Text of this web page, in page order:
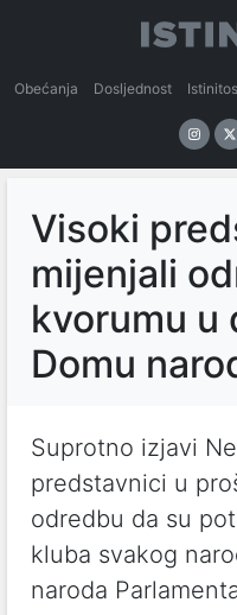
Obećanja Dosljednost
Visoki
mijenjali
kvorumu u
Domu
Suprotno izjavi
predstavnici u
odredbu da su
kluba svakog
naroda